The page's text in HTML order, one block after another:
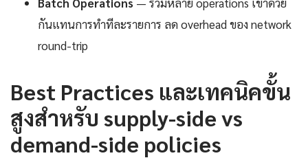
กันแทนการทำทีละรายการ ลด overhead ของ network
round-trip
Best Practices และเทคนิคขั้น
สูงสำหรับ supply-side vs
demand-side policies